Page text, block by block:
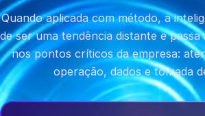
Quando aplicada com método, a
de ser uma tendência distante e
nos pontos críticos da empresa:
operação, dados e tomada